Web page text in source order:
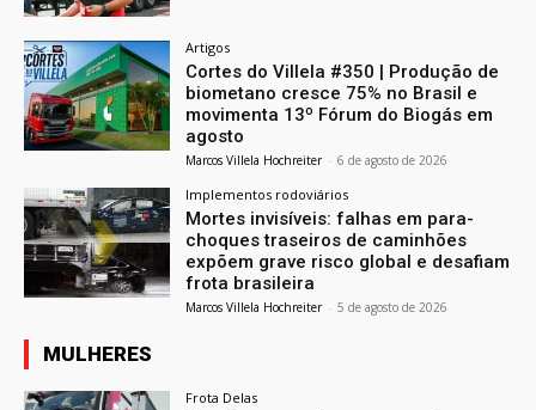
Artigos
Cortes do Villela #350 | Produção de
biometano cresce 75% no Brasil e
movimenta 13º Fórum do Biogás em
agosto
Marcos Villela Hochreiter - 6 de agosto de 2026
Implementos rodoviários
Mortes invisíveis: falhas em para-
choques traseiros de caminhões
expõem grave risco global e desafiam
frota brasileira
Marcos Villela Hochreiter - 5 de agosto de 2026
MULHERES
Frota Delas